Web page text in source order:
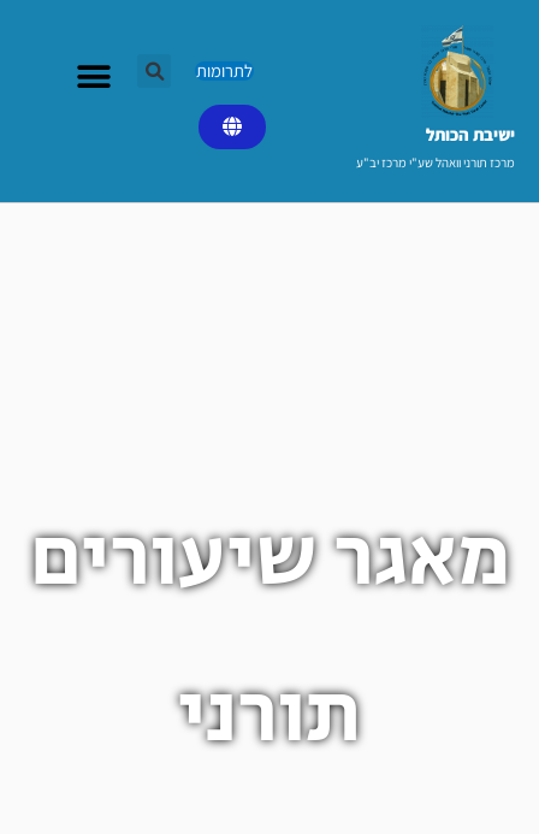
ישיבת הכותל​
מרכז תורני וואהל שע"י מרכז יב"ע
לתרומות
מאגר שיעורים
תורני